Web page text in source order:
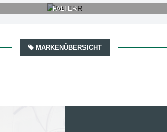
FALTER
MARKENÜBERSICHT